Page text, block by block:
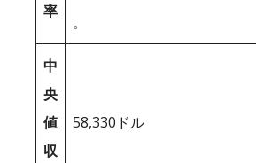
率
。
中
央
値
収
58,330ドル